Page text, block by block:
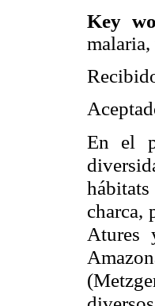
Key
malaria,
En el
charca,
Atures